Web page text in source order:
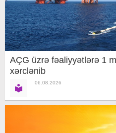
AÇG üzrə fəaliyyətlərə 1
xərclənib
06.08.2026